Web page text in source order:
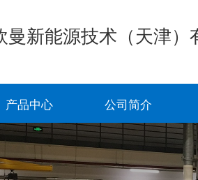
曼新能源技术（天津）
产品中心 公司简介